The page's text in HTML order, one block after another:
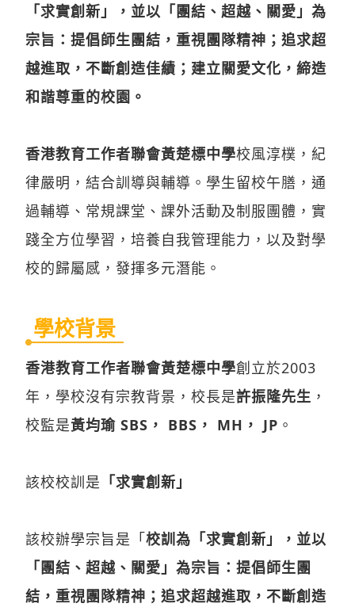
「求實創新」，並以「團結、超越、關愛」為
宗旨：提倡師生團結，重視團隊精神；追求超
越進取，不斷創造佳績；建立關愛文化，締造
和諧尊重的校園。
香港教育工作者聯會黃楚標中學校風淳樸，紀
律嚴明，結合訓導與輔導。學生留校午膳，通
過輔導、常規課堂、課外活動及制服團體，實
踐全方位學習，培養自我管理能力，以及對學
校的歸屬感，發揮多元潛能。
學校背景
香港教育工作者聯會黃楚標中學創立於2003
年，學校沒有宗教背景，校長是許振隆先生 ，
校監是黃均瑜 SBS， BBS， MH， JP 。
該校校訓是 「求實創新」
該校辦學宗旨是「校訓為「求實創新」，並以
「團結、超越、關愛」為宗旨：提倡師生團
結，重視團隊精神；追求超越進取，不斷創造